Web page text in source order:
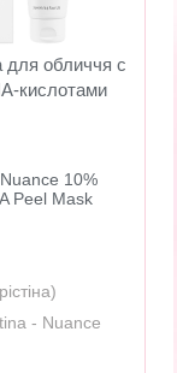
для обличчя c
кислотами
10%
Peel Mask
- Nuance